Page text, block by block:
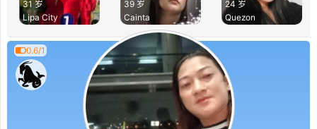
31 岁
Lipa City
39 岁
Cainta
24 岁
Quezon
0.6/1